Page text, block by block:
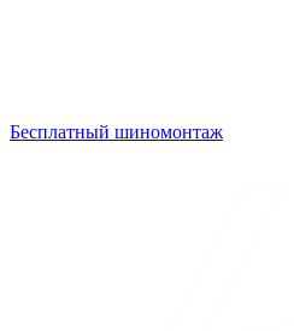
Бесплатный шиномонтаж